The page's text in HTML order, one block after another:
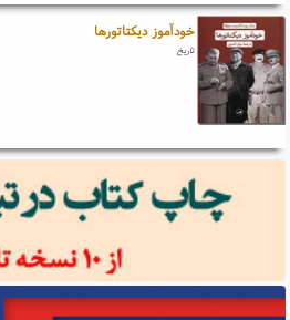
خودآموز دیکتاتورها
تاریخ